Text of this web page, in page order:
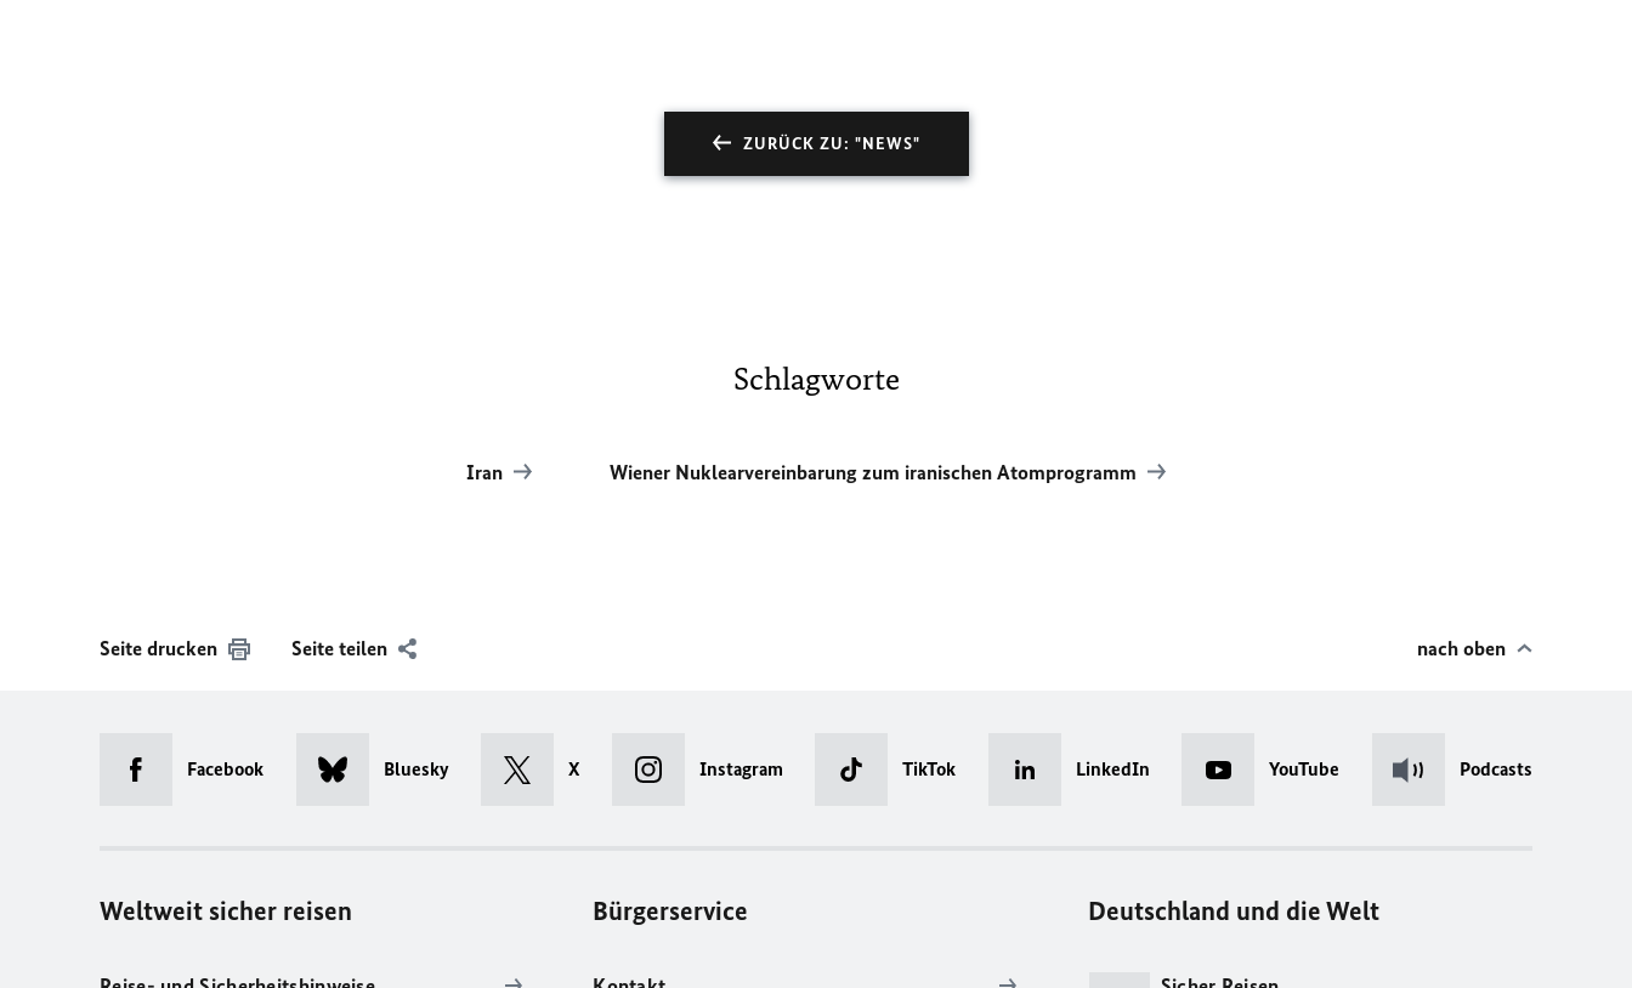
ZURÜCK ZU: "NEWS"
Schlagworte
Iran Wiener Nuklearvereinbarung zum iranischen Atomprogramm
Seite drucken Seite teilen nach oben
Facebook Bluesky X Instagram TikTok LinkedIn YouTube Podcasts
Weltweit sicher reisen Bürgerservice Deutschland und die Welt